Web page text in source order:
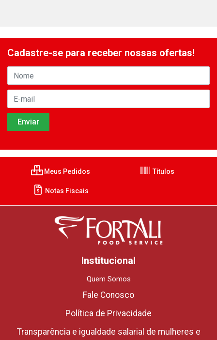
Cadastre-se para receber nossas ofertas!
Meus Pedidos Títulos
Notas Fiscais
Institucional
Quem Somos
Fale Conosco
Política de Privacidade
Transparência e igualdade salarial de mulheres e